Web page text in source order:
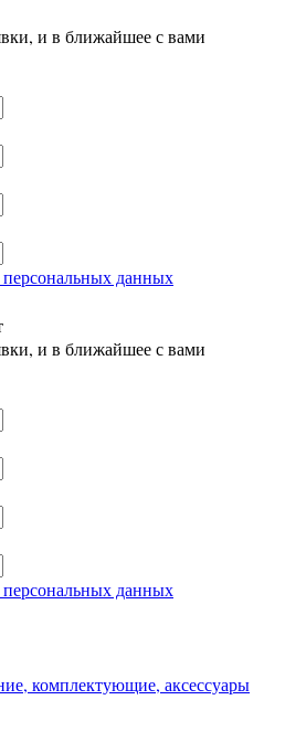
и в ближайшее с вами
персональных данных
и в ближайшее с вами
персональных данных
комплектующие, аксессуары